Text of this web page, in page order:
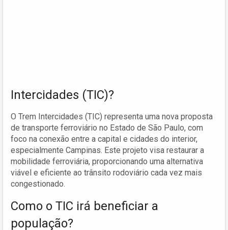
Intercidades (TIC)?
O Trem Intercidades (TIC) representa uma nova proposta
de transporte ferroviário no Estado de São Paulo, com
foco na conexão entre a capital e cidades do interior,
especialmente Campinas. Este projeto visa restaurar a
mobilidade ferroviária, proporcionando uma alternativa
viável e eficiente ao trânsito rodoviário cada vez mais
congestionado.
Como o TIC irá beneficiar a
população?